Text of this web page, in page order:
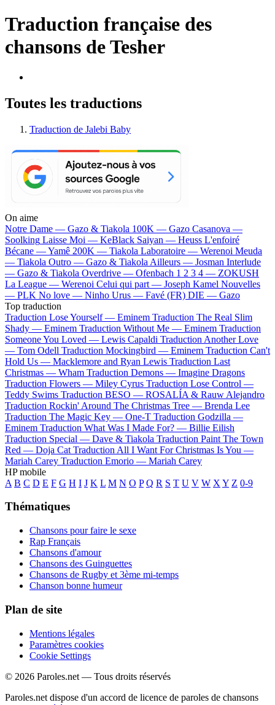
Traduction française des
chansons deTesher
Toutes les traductions
Traduction de Jalebi Baby
On aime
Notre Dame — Gazo & Tiakola 100K — Gazo Casanova —
Soolking Laisse Moi — KeBlack Saiyan — Heuss L'enfoiré
Bécane —Yamê 200K — Tiakola Laboratoire — Werenoi Meuda
— Tiakola Outro — Gazo & Tiakola Ailleurs — Josman Interlude
— Gazo & Tiakola Overdrive — Ofenbach 1 2 3 4 — ZOKUSH
La League — Werenoi Celui qui part — Joseph Kamel Nouvelles
— PLK No love — Ninho Urus — Favé (FR) DIE — Gazo
Top traduction
Traduction Lose Yourself — Eminem Traduction The Real Slim
Shady — Eminem Traduction Without Me — Eminem Traduction
Someone You Loved — Lewis Capaldi Traduction Another Love
— Tom Odell Traduction Mockingbird — Eminem Traduction Can't
Hold Us — Macklemore and Ryan Lewis Traduction Last
Christmas — Wham Traduction Demons — Imagine Dragons
Traduction Flowers — Miley Cyrus Traduction Lose Control —
Teddy Swims Traduction BESO — ROSALÍA & Rauw Alejandro
Traduction Rockin' Around The Christmas Tree — Brenda Lee
Traduction The Magic Key — One-T Traduction Godzilla —
Eminem Traduction What Was I Made For? — Billie Eilish
Traduction Special — Dave & Tiakola Traduction Paint The Town
Red — Doja Cat Traduction All I Want For Christmas Is You —
Mariah Carey Traduction Emorio — Mariah Carey
HP mobile
A B C D E F G H I J K L M N O P Q R S T U V W X Y Z 0-9
Thématiques
Chansons pour faire le sexe
Rap Français
Chansons d'amour
Chansons des Guinguettes
Chansons de Rugby et 3ème mi-temps
Chanson bonne humeur
Plan de site
Mentions légales
Paramètres cookies
Cookie Settings
© 2026 Paroles.net — Tous droits réservés
Paroles.net dispose d'un accord de licence de paroles de chansons